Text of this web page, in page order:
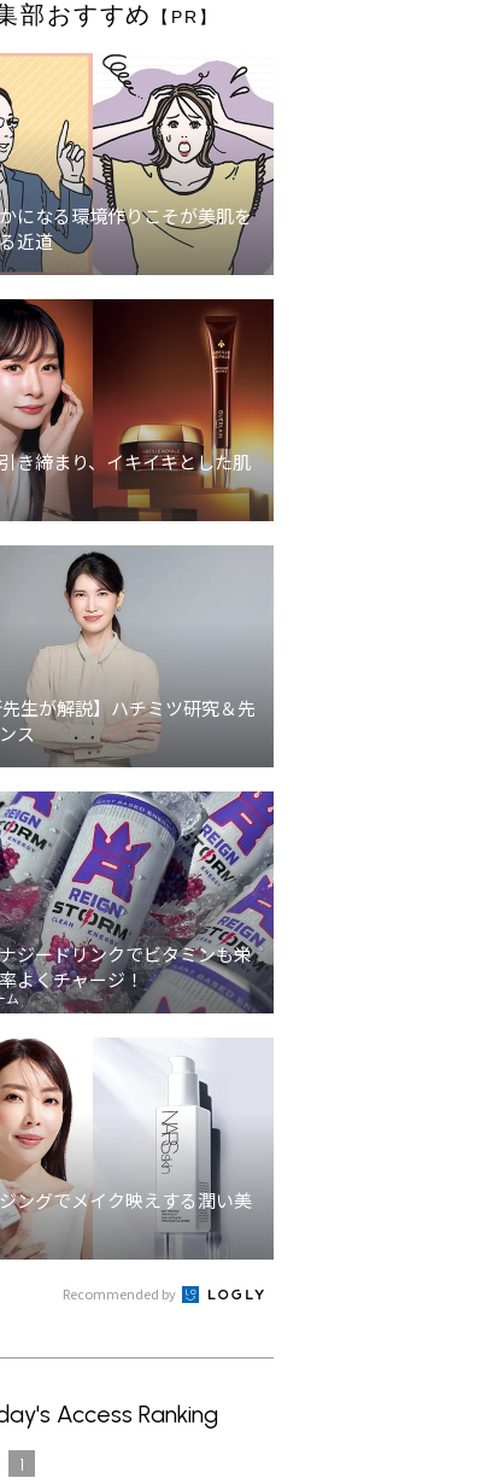
部おすすめ 【PR】
になる環境作りこそが美肌を
近道
き締まり、イキイキとした肌
先生が解説】ハチミツ研究＆先
ス
ジードリンクでビタミンも栄
よくチャージ！
ム
ングでメイク映えする潤い美
Recommended by
Access Ranking
1